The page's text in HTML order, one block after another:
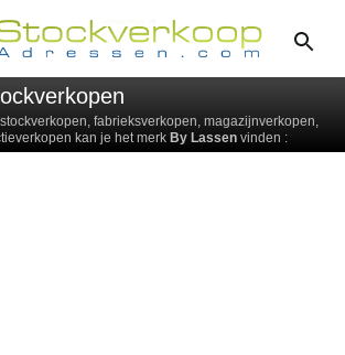
fabrieksverkopen, magazijnverkopen,
kan je het merk By Lassen vinden :